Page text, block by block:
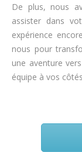
De plus, nous
assister dans
expérience
nous pour
une aventure
équipe à vos